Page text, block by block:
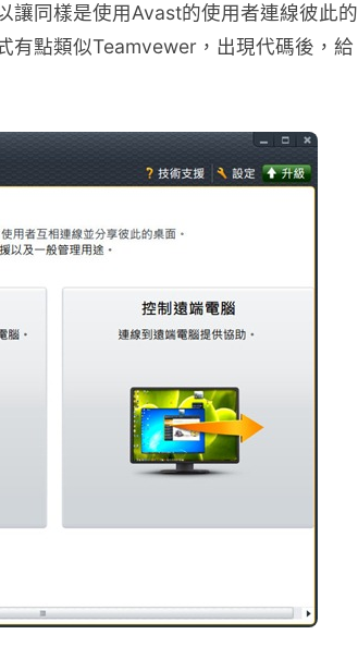
讓同樣是使用Avast的使用者連線彼此的
有點類似Teamvewer，出現代碼後，給